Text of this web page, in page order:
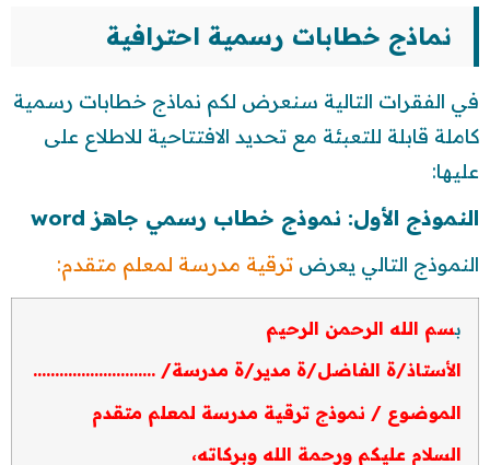
نماذج خطابات رسمية احترافية
في الفقرات التالية سنعرض لكم نماذج خطابات رسمية
كاملة قابلة للتعبئة مع تحديد الافتتاحية للاطلاع على
عليها:
النموذج الأول: نموذج خطاب رسمي جاهز word
النموذج التالي يعرض ترقية مدرسة لمعلم متقدم:
بسم الله الرحمن الرحيم
الأستاذ/ة الفاضل/ة مدير/ة مدرسة/ ……………………….
الموضوع / نموذج ترقية مدرسة لمعلم متقدم
السلام عليكم ورحمة الله وبركاته،